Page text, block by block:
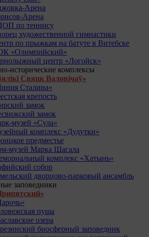
Арена
Арена
по теннису
художественной гимнастики
по прыжкам на батуте в Витебске
«Олимпийский»
центр «Логойск»
исторические комплексы
Свяцк Валовічаў»
Сталина»
крепость
замок
замок
музей «Сула»
комплекс «Дудутки»
предместье
музей Марка Шагала
комплекс «Хатынь»
собор
дворцово-парковый ансамбль
заповедники
пуща
озера
биосферный заповедник